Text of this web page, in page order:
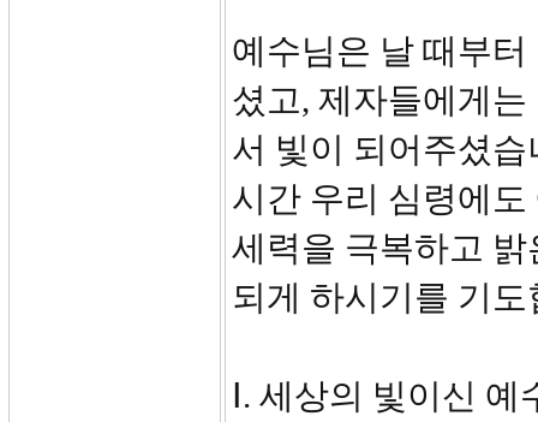
예수님은 날 때부
셨고, 제자들에게
서 빛이 되어주셨
시간 우리 심령에
세력을 극복하고
되게 하시기를 기도
Ⅰ. 세상의 빛이신 예